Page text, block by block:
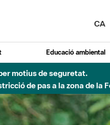
CA
Educació ambiental
motius de seguretat.
de pas a la zona de la